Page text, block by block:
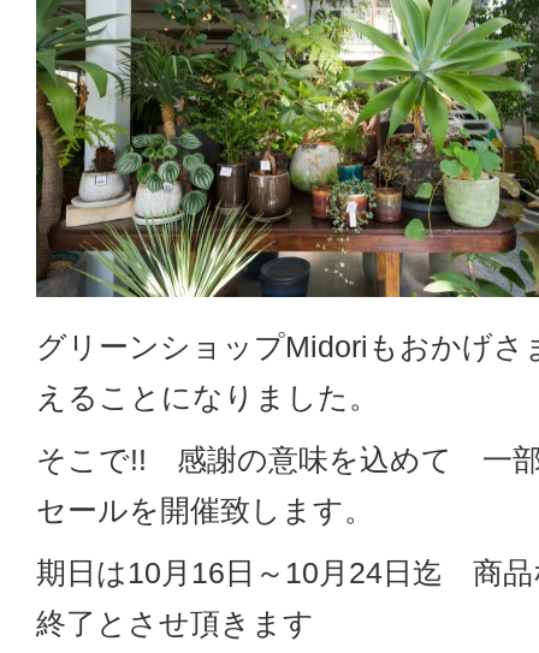
グリーンショップMidoriもおかげさ
えることになりました。
そこで!! 感謝の意味を込めて 一部
セールを開催致します。
期日は10月16日～10月24日迄 商
終了とさせ頂きます